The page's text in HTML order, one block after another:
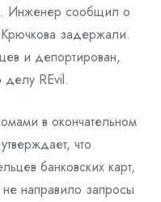
Инженер сообщил о
задержали.
и депортирован,
делу REvil.
в окончательном
что
банковских карт,
направило запросы